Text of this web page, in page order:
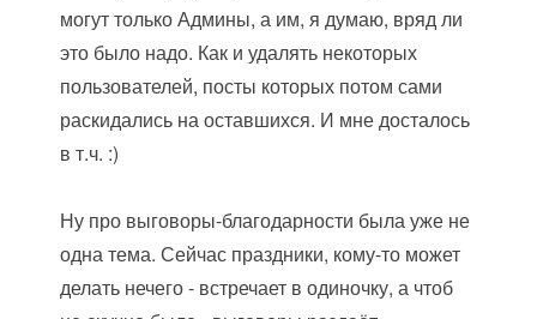
могут только Админы, а им, я думаю, вряд ли
это было надо. Как и удалять некоторых
пользователей, посты которых потом сами
раскидались на оставшихся. И мне досталось
в т.ч. :)
Ну про выговоры-благодарности была уже не
одна тема. Сейчас праздники, кому-то может
делать нечего - встречает в одиночку, а чтоб